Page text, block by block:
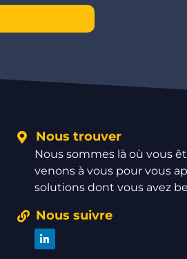
Nous trouver
Nous sommes là où vous
venons à vous pour vous
solutions dont vous avez
Nous suivre